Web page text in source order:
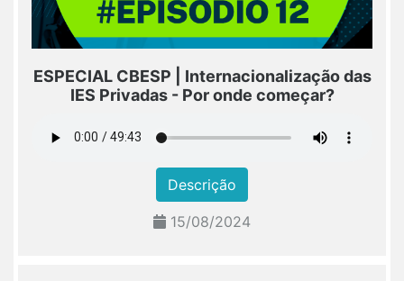
ESPECIAL CBESP | Internacionalização das
IES Privadas - Por onde começar?
Descrição
15/08/2024